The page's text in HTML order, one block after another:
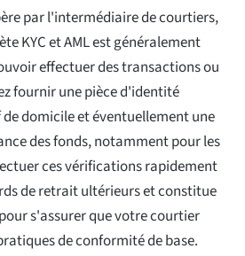
par l'intermédiaire de courtiers,
KYC et AML est généralement
effectuer des transactions ou
fournir une pièce d'identité
domicile et éventuellement une
des fonds, notamment pour les
ces vérifications rapidement
de retrait ultérieurs et constitue
s'assurer que votre courtier
de conformité de base.